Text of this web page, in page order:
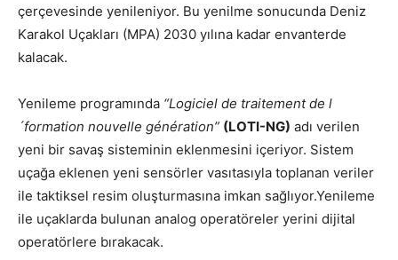
çerçevesinde yenileniyor. Bu yenilme sonucunda Deniz
Karakol Uçakları (MPA) 2030 yılına kadar envanterde
kalacak.
Yenileme programında “Logiciel de traitement de l
´formation nouvelle génération” (LOTI-NG) adı verilen
yeni bir savaş sisteminin eklenmesini içeriyor. Sistem
uçağa eklenen yeni sensörler vasıtasıyla toplanan veriler
ile taktiksel resim oluşturmasına imkan sağlıyor.Yenileme
ile uçaklarda bulunan analog operatöreler yerini dijital
operatörlere bırakacak.